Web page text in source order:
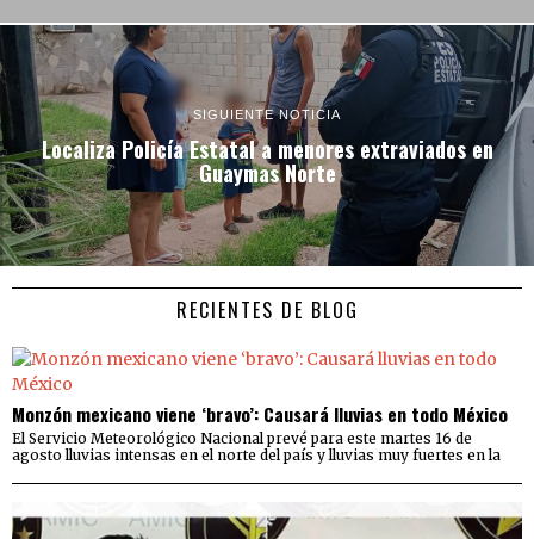
SIGUIENTE NOTICIA
Localiza Policía Estatal a menores extraviados en
Guaymas Norte
RECIENTES DE BLOG
Monzón mexicano viene ‘bravo’: Causará lluvias en todo México
El Servicio Meteorológico Nacional prevé para este martes 16 de
agosto lluvias intensas en el norte del país y lluvias muy fuertes en la